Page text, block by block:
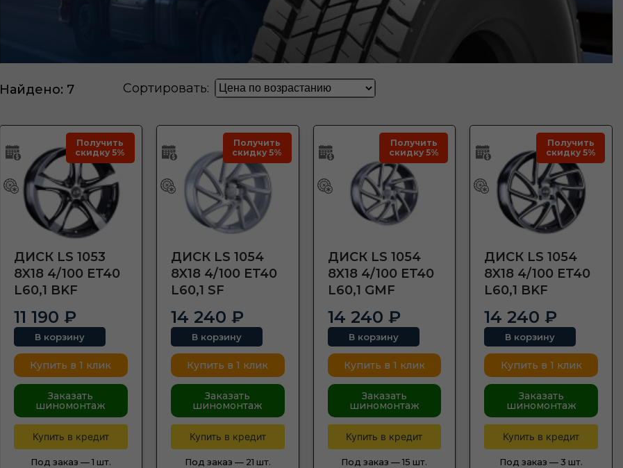
Найдено: 7 Сортировать:
Получить
скидку 5%
ДИСК LS 1053
8X18 4/100 ET40
L60,1 BKF
11 190 ₽
В корзину
Купить в 1 клик
Заказать
шиномонтаж
Купить в кредит
Под заказ — 1 шт.
Получить
скидку 5%
ДИСК LS 1054
8X18 4/100 ET40
L60,1 SF
14 240 ₽
В корзину
Купить в 1 клик
Заказать
шиномонтаж
Купить в кредит
Под заказ — 21 шт.
Получить
скидку 5%
ДИСК LS 1054
8X18 4/100 ET40
L60,1 GMF
14 240 ₽
В корзину
Купить в 1 клик
Заказать
шиномонтаж
Купить в кредит
Под заказ —15 шт.
Получить
скидку 5%
ДИСК LS 1054
8X18 4/100 ET40
L60,1 BKF
14 240 ₽
В корзину
Купить в 1 клик
Заказать
шиномонтаж
Купить в кредит
Под заказ — 3 шт.